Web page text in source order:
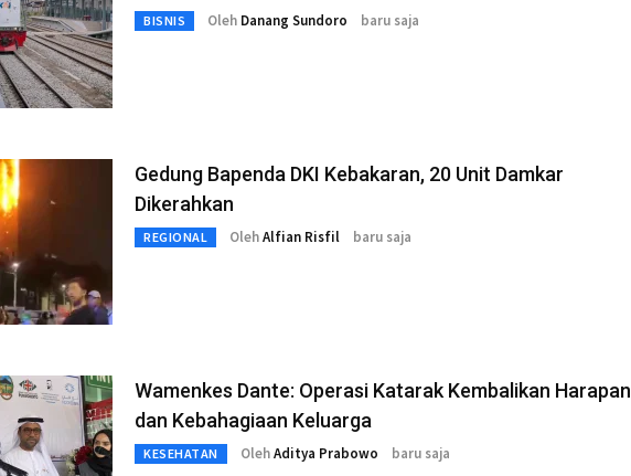
BISNIS Oleh Danang Sundoro baru saja
Gedung Bapenda DKI Kebakaran, 20 Unit Damkar
Dikerahkan
REGIONAL OlehAlfian Risfil baru saja
Wamenkes Dante: Operasi Katarak Kembalikan Harapan
dan Kebahagiaan Keluarga
KESEHATAN OlehAditya Prabowo baru saja